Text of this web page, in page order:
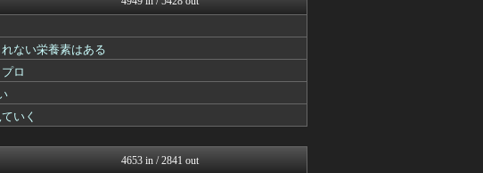
リサ...
FGOまとめ速報
ゆるゲーマー遅報
けおけお速報
チゲ速
ウマ娘まとめ速報うまろぐ
ウマ娘うまぴょい速報
げぇ速
ない栄養素はある
ロ
いく
4653 in / 2841 out